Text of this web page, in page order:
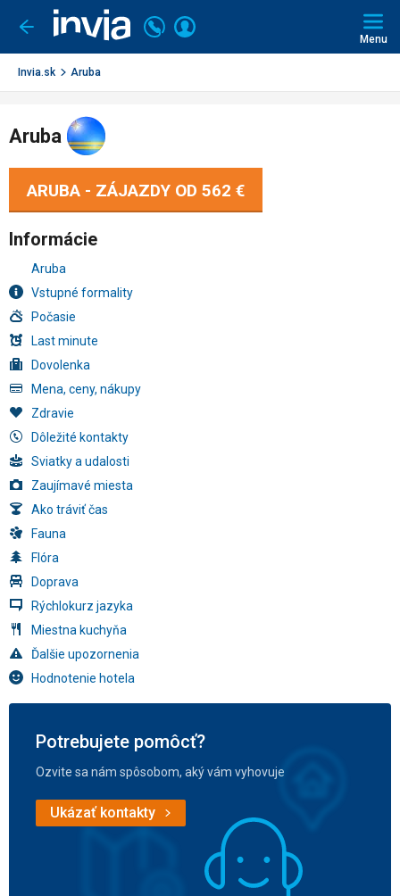
Ísť
späť
Volajte
+421
2
Prihlásiť
Menu
Invia.sk Aruba
Aruba
ARUBA - ZÁJAZDY OD 562 €
Informácie
Aruba
Vstupné formality
Počasie
Last minute
Dovolenka
Mena, ceny, nákupy
Zdravie
Dôležité kontakty
Sviatky a udalosti
Zaujímavé miesta
Ako tráviť čas
Fauna
Flóra
Doprava
Rýchlokurz jazyka
Miestna kuchyňa
Ďalšie upozornenia
Hodnotenie hotela
Potrebujete pomôcť?
Ozvite sa nám spôsobom, aký vám vyhovuje
Ukázať kontakty